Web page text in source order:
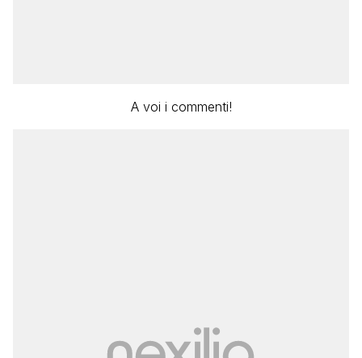
A voi i commenti!